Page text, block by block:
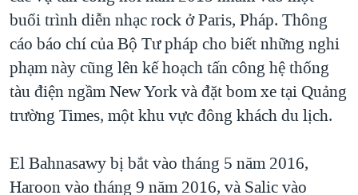
buổi trình diễn nhạc rock ở Paris, Pháp. Thông
cáo báo chí của Bộ Tư pháp cho biết những nghi
phạm này cũng lên kế hoạch tấn công hệ thống
tàu điện ngầm New York và đặt bom xe tại Quảng
trường Times, một khu vực đông khách du lịch.
El Bahnasawy bị bắt vào tháng 5 năm 2016,
Haroon vào tháng 9 năm 2016, và Salic vào